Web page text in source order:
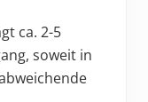
ca. 2-5
soweit in